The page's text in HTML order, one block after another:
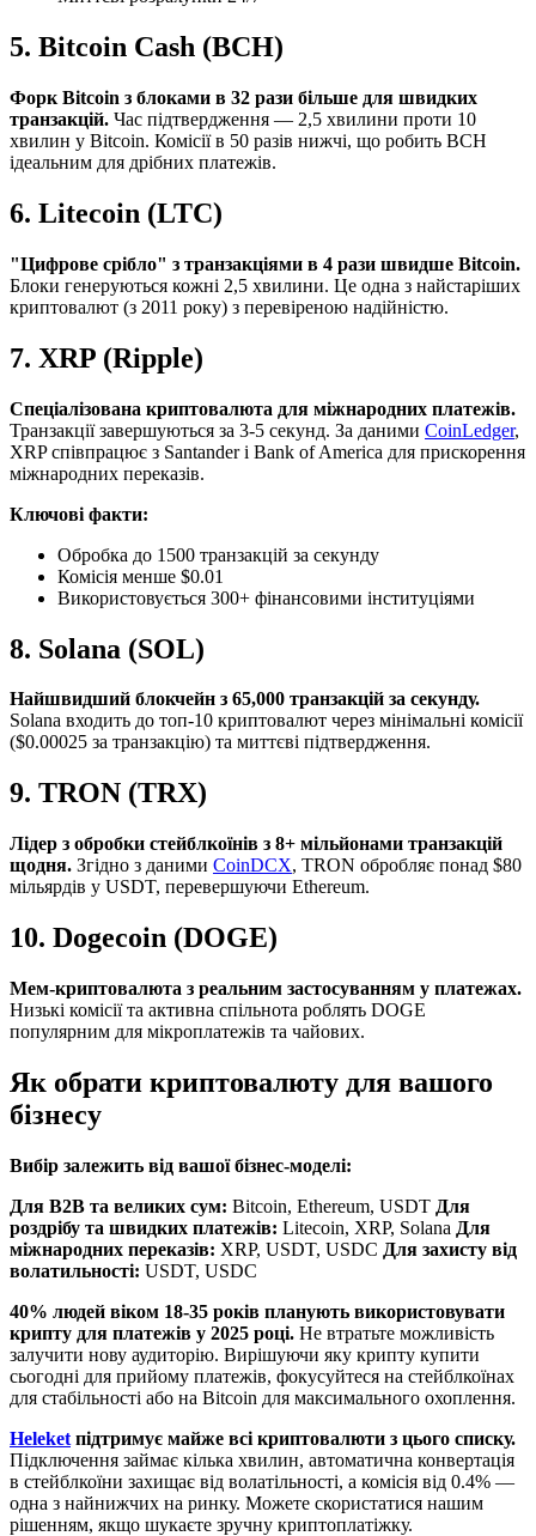
5. Bitcoin Cash (BCH)
Форк Bitcoin з блоками в 32 рази більше для швидких
транзакцій. Час підтвердження — 2,5 хвилини проти 10
хвилин у Bitcoin. Комісії в 50 разів нижчі, що робить BCH
ідеальним для дрібних платежів.
6. Litecoin (LTC)
"Цифрове срібло" з транзакціями в 4 рази швидше Bitcoin.
Блоки генеруються кожні 2,5 хвилини. Це одна з найстаріших
криптовалют (з 2011 року) з перевіреною надійністю.
7. XRP (Ripple)
Спеціалізована криптовалюта для міжнародних платежів.
Транзакції завершуються за 3-5 секунд. За даними CoinLedger,
XRP співпрацює з Santander і Bank of America для прискорення
міжнародних переказів.
Ключові факти:
Обробка до 1500 транзакцій за секунду
Комісія менше $0.01
Використовується 300+ фінансовими інституціями
8. Solana (SOL)
Найшвидший блокчейн з 65,000 транзакцій за секунду.
Solana входить до топ-10 криптовалют через мінімальні комісії
($0.00025 за транзакцію) та миттєві підтвердження.
9. TRON (TRX)
Лідер з обробки стейблкоїнів з 8+ мільйонами транзакцій
щодня. Згідно з даними CoinDCX, TRON обробляє понад $80
мільярдів у USDT, перевершуючи Ethereum.
10. Dogecoin (DOGE)
Мем-криптовалюта з реальним застосуванням у платежах.
Низькі комісії та активна спільнота роблять DOGE
популярним для мікроплатежів та чайових.
Як обрати криптовалюту для вашого
бізнесу
Вибір залежить від вашої бізнес-моделі:
Для B2B та великих сум: Bitcoin, Ethereum, USDT Для
роздрібу та швидких платежів: Litecoin, XRP, Solana Для
міжнародних переказів: XRP, USDT, USDC Для захисту від
волатильності: USDT, USDC
40% людей віком 18-35 років планують використовувати
крипту для платежів у 2025 році. Не втратьте можливість
залучити нову аудиторію. Вирішуючи яку крипту купити
сьогодні для прийому платежів, фокусуйтеся на стейблкоїнах
для стабільності або на Bitcoin для максимального охоплення.
Heleket підтримує майже всі криптовалюти з цього списку.
Підключення займає кілька хвилин, автоматична конвертація
в стейблкоїни захищає від волатільності, а комісія від 0.4% —
одна з найнижчих на ринку. Можете скористатися нашим
рішенням, якщо шукаєте зручну криптоплатіжку.